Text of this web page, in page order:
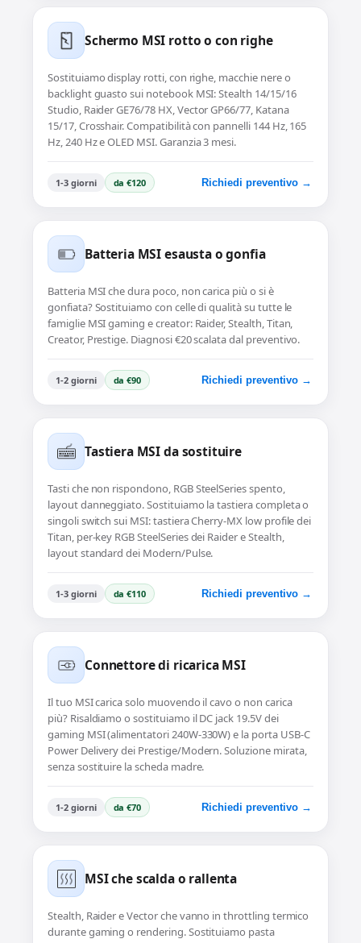
Schermo MSI rotto o con righe
Sostituiamo display rotti, con righe, macchie nere o
backlight guasto sui notebook MSI: Stealth 14/15/16
Studio, Raider GE76/78 HX, Vector GP66/77, Katana
15/17, Crosshair. Compatibilità con pannelli 144 Hz, 165
Hz, 240 Hz e OLED MSI. Garanzia 3 mesi.
1-3 giorni da €120 Richiedi preventivo →
Batteria MSI esausta o gonfia
Batteria MSI che dura poco, non carica più o si è
gonfiata? Sostituiamo con celle di qualità su tutte le
famiglie MSI gaming e creator: Raider, Stealth, Titan,
Creator, Prestige. Diagnosi €20 scalata dal preventivo.
1-2 giorni da €90 Richiedi preventivo →
Tastiera MSI da sostituire
Tasti che non rispondono, RGB SteelSeries spento,
layout danneggiato. Sostituiamo la tastiera completa o
singoli switch sui MSI: tastiera Cherry-MX low profile dei
Titan, per-key RGB SteelSeries dei Raider e Stealth,
layout standard dei Modern/Pulse.
1-3 giorni da €110 Richiedi preventivo →
Connettore di ricarica MSI
Il tuo MSI carica solo muovendo il cavo o non carica
più? Risaldiamo o sostituiamo il DC jack 19.5V dei
gaming MSI (alimentatori 240W-330W) e la porta USB-C
Power Delivery dei Prestige/Modern. Soluzione mirata,
senza sostituire la scheda madre.
1-2 giorni da €70 Richiedi preventivo →
MSI che scalda o rallenta
Stealth, Raider e Vector che vanno in throttling termico
durante gaming o rendering. Sostituiamo pasta